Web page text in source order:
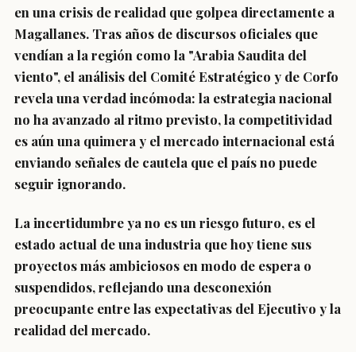
en una crisis de realidad que golpea directamente a
Magallanes. Tras años de discursos oficiales que
vendían a la región como la "Arabia Saudita del
viento", el análisis del Comité Estratégico y de Corfo
revela una verdad incómoda: la estrategia nacional
no ha avanzado al ritmo previsto, la competitividad
es aún una quimera y el mercado internacional está
enviando señales de cautela que el país no puede
seguir ignorando.
La incertidumbre ya no es un riesgo futuro, es el
estado actual de una industria que hoy tiene sus
proyectos más ambiciosos en modo de espera o
suspendidos, reflejando una desconexión
preocupante entre las expectativas del Ejecutivo y la
realidad del mercado.